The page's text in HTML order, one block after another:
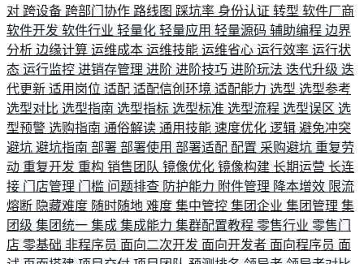
对 跨设备 跨部门协作 路线图 踩坑率 身份认证 转型 软件厂商
软件开发 软件行业 轻量化 轻量应用 轻量源码 辅助编程 边界
分析 边缘计算 运维成本 运维技能 运维省心 运行效率 运行状
态 运行监控 进销存管理 进阶 进阶技巧 进阶玩法 迭代升级 迭
代更新 适用岗位 适配 适配信创环境 适配能力 选型 选型参考
选型对比 选型指南 选型指标 选型标准 选型流程 选型误区 选
型预警 选购指南 通俗解读 通用技能 速度优化 逻辑 避免冲突
避坑 避坑指南 部署 部署使用 部署适配 配置 采购避坑 重复劳
动 重复开发 重构 销售团队 镜像优化 镜像构建 长期运营 长连
接 门店管理 门槛 问题排查 防护能力 附件管理 降本增效 限流
熔断 隐藏难度 随时随地 难度 集中管控 集团企业 集团管理 集
团级 集团统一 集成 集成能力 集群配置教程 零售行业 零售门
店 零基础 非程序员 面向二次开发 面向开发者 面向程序员 面